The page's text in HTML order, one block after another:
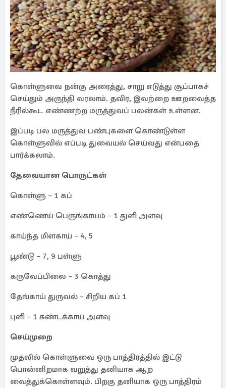
கொள்ளுவை நன்கு அரைத்து, சாறு எடுத்து சூப்பாகச்
செய்தும் அருந்தி வரலாம். தவிர, இவற்றை ஊறவைத்த
நீரில்கூட எண்ணற்ற மருத்துவப் பலன்கள் உள்ளன.
இப்படி பல மருத்துவ பண்புகளை கொண்டுள்ள
கொள்ளுவில் எப்படி துவையல் செய்வது என்பதை
பார்க்கலாம்.
தேவையான பொருட்கள்
கொள்ளு – 1 கப்
எண்ணெய் பெருங்காயம் – 1 துளி அளவு
காய்ந்த மிளகாய் – 4, 5
பூண்டு – 7, 9 பள்ளு
கருவேப்பிலை – 3 கொத்து
தேங்காய் துருவல் – சிறிய கப் 1
புளி – 1 சுண்டக்காய் அளவு
செய்முறை
முதலில் கொள்ளுவை ஒரு பாத்திரத்தில் இட்டு
பொன்னிறமாக வறுத்து தனியாக ஆற
வைத்துக்கொள்ளவும். பிறகு தனியாக ஒரு பாத்திரம்